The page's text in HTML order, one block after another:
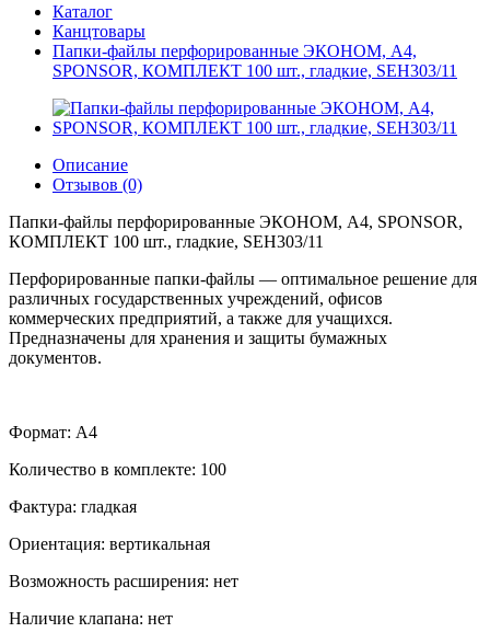
Каталог
Канцтовары
Папки-файлы перфорированные ЭКОНОМ, А4,
SPONSOR, КОМПЛЕКТ 100 шт., гладкие, SEH303/11
Описание
Отзывов (0)
Папки-файлы перфорированные ЭКОНОМ, А4, SPONSOR,
КОМПЛЕКТ 100 шт., гладкие, SEH303/11
Перфорированные папки-файлы — оптимальное решение для
различных государственных учреждений, офисов
коммерческих предприятий, а также для учащихся.
Предназначены для хранения и защиты бумажных
документов.
Формат: А4
Количество в комплекте: 100
Фактура: гладкая
Ориентация: вертикальная
Возможность расширения: нет
Наличие клапана: нет